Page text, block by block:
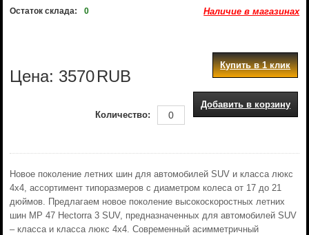
Остаток склада: 0 Наличие в магазинах
Цена: 3570RUB
Купить в 1 клик
Добавить в корзину
Количество:
Новое поколение летних шин для автомобилей SUV и класса люкс
4x4, ассортимент типоразмеров с диаметром колеса от 17 до 21
дюймов. Предлагаем новое поколение высокоскоростных летних
шин MP 47 Hectorra 3 SUV, предназначенных для автомобилей SUV
– класса и класса люкс 4x4. Современный асимметричный